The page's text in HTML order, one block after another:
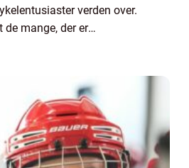
verden over.
de mange, der er